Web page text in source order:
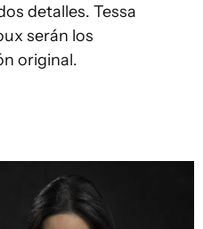
detalles. Tessa
serán los
original.